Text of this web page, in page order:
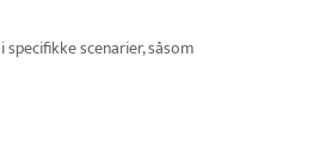
scenarier, såsom